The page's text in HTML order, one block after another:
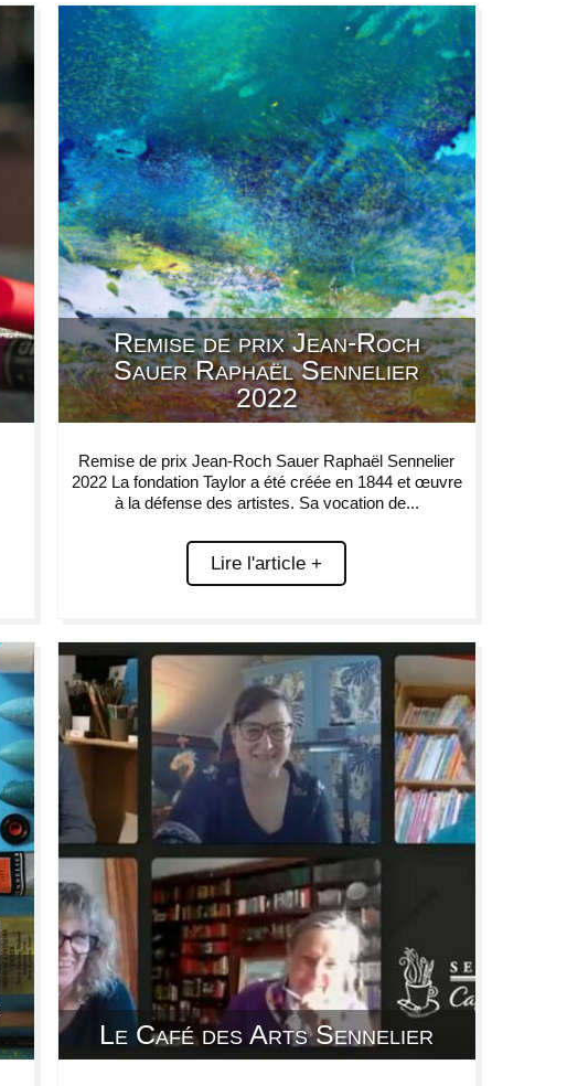
Remise de prix Jean-Roch
Sauer Raphaël Sennelier
2022
Remise de prix Jean-Roch Sauer Raphaël Sennelier
2022 La fondation Taylor a été créée en 1844 et œuvre
à la défense des artistes. Sa vocation de...
Lire l'article +
Le Café des Arts Sennelier